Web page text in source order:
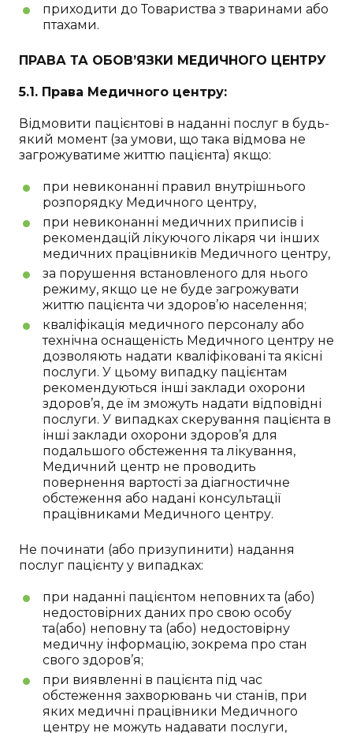
приходити до Товариства з тваринами або
птахами.
ПРАВА ТА ОБОВ’ЯЗКИ МЕДИЧНОГО ЦЕНТРУ
5.1. Права Медичного центру:
Відмовити пацієнтові в наданні послуг в будь-
який момент (за умови, що така відмова не
загрожуватиме життю пацієнта) якщо:
при невиконанні правил внутрішнього
розпорядку Медичного центру,
при невиконанні медичних приписів і
рекомендацій лікуючого лікаря чи інших
медичних працівників Медичного центру,
за порушення встановленого для нього
режиму, якщо це не буде загрожувати
життю пацієнта чи здоров’ю населення;
кваліфікація медичного персоналу або
технічна оснащеність Медичного центру не
дозволяють надати кваліфіковані та якісні
послуги. У цьому випадку пацієнтам
рекомендуються інші заклади охорони
здоров’я, де їм зможуть надати відповідні
послуги. У випадках скерування пацієнта в
інші заклади охорони здоров’я для
подальшого обстеження та лікування,
Медичний центр не проводить
повернення вартості за діагностичне
обстеження або надані консультації
працівниками Медичного центру.
Не починати (або призупинити) надання
послуг пацієнту у випадках:
при наданні пацієнтом неповних та (або)
недостовірних даних про свою особу
та(або) неповну та (або) недостовірну
медичну інформацію, зокрема про стан
свого здоров’я;
при виявленні в пацієнта під час
обстеження захворювань чи станів, при
яких медичні працівники Медичного
центру не можуть надавати послуги,